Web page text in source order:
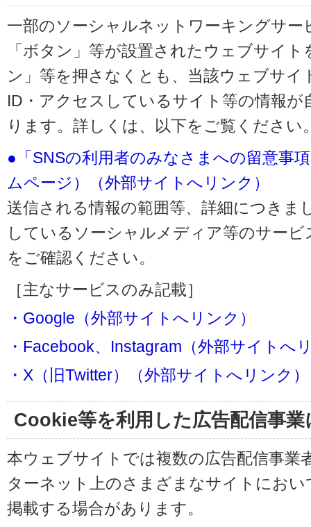
一部のソーシャルネットワーキングサー
「ボタン」等が設置されたウェブサイ
ン」等を押さなくとも、当該ウェブサイ
ID・アクセスしているサイト等の情報
ります。詳しくは、以下をご覧ください
●「SNSの利用者のみなさまへの留意事
ムページ）（外部サイトへリンク）
送信される情報の範囲等、詳細につきま
しているソーシャルメディア等のサー
をご確認ください。
［主なサービスのみ記載］
・Google（外部サイトへリンク）
・Facebook、Instagram（外部サイトへ
・X（旧Twitter）（外部サイトへリンク）
Cookie等を利用した広告配信事
本ウェブサイトでは複数の広告配信事業
ターネット上のさまざまなサイトにお
掲載する場合があります。